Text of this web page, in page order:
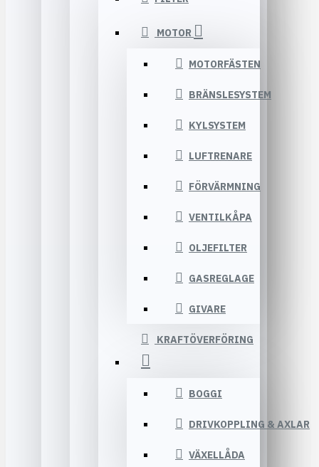
MOTOR
MOTORFÄSTEN
BRÄNSLESYSTEM
KYLSYSTEM
LUFTRENARE
FÖRVÄRMNING
VENTILKÅPA
OLJEFILTER
GASREGLAGE
GIVARE
KRAFTÖVERFÖRING
BOGGI
DRIVKOPPLING & AXLAR
VÄXELLÅDA